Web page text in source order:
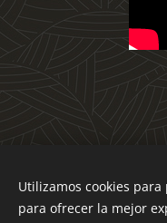
Utilizamos cookies
para ofrecer la mejor